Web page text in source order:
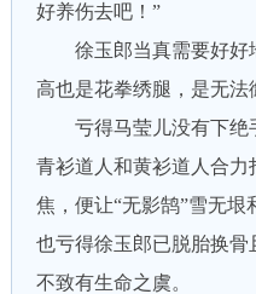
好养伤去吧！”
徐玉郎当真需要好好
高也是花拳绣腿，是无法
亏得马莹儿没有下绝手
青衫道人和黄衫道人合
焦，便让“无影鹄”雪无垠
也亏得徐玉郎已脱胎换骨
不致有生命之虞。